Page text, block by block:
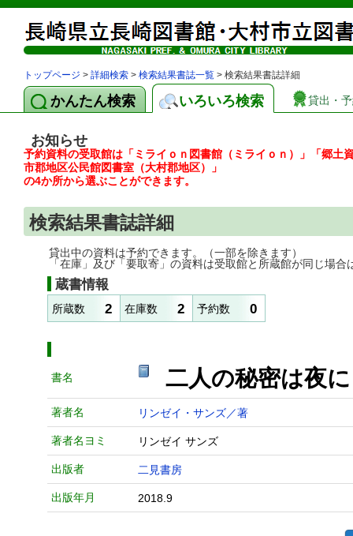
トップページ > 詳細検索 > 検索結果書誌一覧 > 検索結果書誌詳細
かんたん検索 いろいろ検索 貸出・
お知らせ
予約資料の受取館は「ミライｏｎ図書館（ミライｏｎ）」「郷
市郡地区公民館図書室（大村郡地区）」
の4か所から選ぶことができます。
検索結果書誌詳細
貸出中の資料は予約できます。（一部を除きます）
「在庫」及び「要取寄」の資料は受取館と所蔵館が同じ場合
蔵書情報
所蔵数 2 在庫数 2 予約数 0
書名 二人の秘密は夜
著者名 リンゼイ・サンズ／著
著者名ヨミ リンゼイ サンズ
出版者 二見書房
出版年月 2018.9